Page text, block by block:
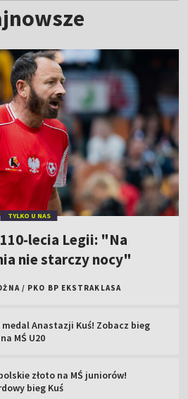
TYLKO U NAS
lecia Legii: "Na
nie starczy nocy"
/ PKO BP EKSTRAKLASA
medal Anastazji Kuś! Zobacz bieg
MŚ U20
złoto na MŚ juniorów!
bieg Kuś